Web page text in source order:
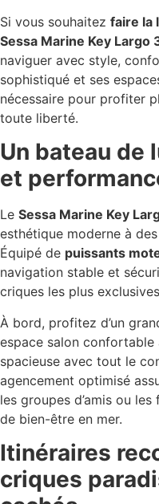
Si vous souhaitez faire la
Sessa Marine Key Largo
naviguer avec style,
sophistiqué et ses
nécessaire pour profiter
toute liberté.
Un bateau de
et
Le Sessa Marine Key
esthétique moderne à
Équipé de puissants
navigation stable et
criques les plus
À bord, profitez d’un
espace salon confortable
spacieuse avec tout le
agencement optimisé
les groupes d’amis ou
de bien-être en mer.
Itinéraires
criques